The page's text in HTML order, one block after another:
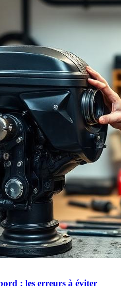
: les erreurs à éviter